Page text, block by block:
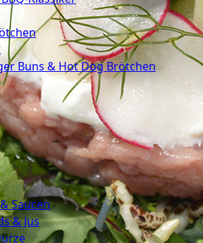
Buns & Hot Dog Brötchen
Saucen
& Jus